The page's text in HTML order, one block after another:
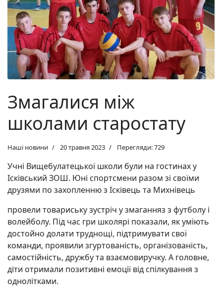
Змагалися між
школами старостату
Наші новини 20 травня 2023 Перегляди: 729
Учні Вищебулатецької школи були на гостинах у
Ісківський ЗОШ. Юні спортсмени разом зі своїми
друзями по захопленню з Ісківець та Михнівець
провели товариську зустріч у змаганняз з футболу і
волейболу. Під час гри школярі показали, як уміють
достойно долати труднощі, підтримувати свої
команди, проявили згуртованість, організованість,
самостійність, дружбу та взаємовиручку. А головне,
діти отримали позитивні емоції від спілкування з
однолітками.